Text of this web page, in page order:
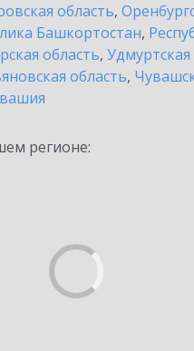
область,
Башкортостан,
область, Удмуртская
область,
регионе: